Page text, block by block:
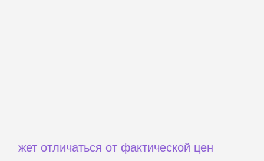
от фактической цены при заказе